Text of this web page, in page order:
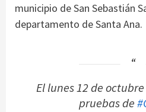
municipio de San Sebastián
departamento de Santa Ana.
El lunes 12 de
pruebas de